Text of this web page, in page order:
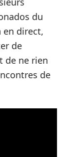
du
en direct,
de
de ne rien
de